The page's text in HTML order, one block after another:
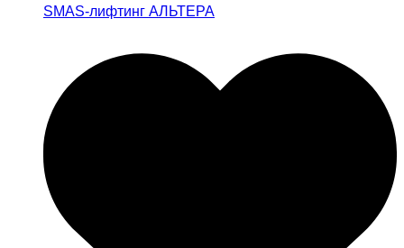
SMAS-лифтинг АЛЬТЕРА